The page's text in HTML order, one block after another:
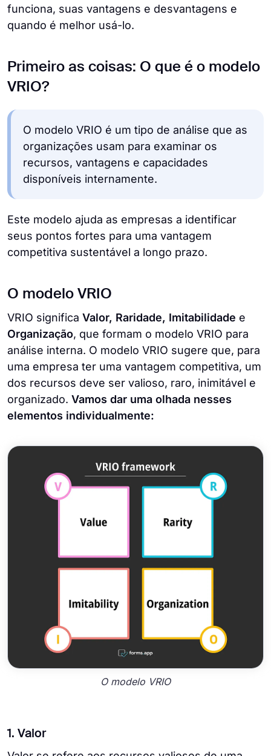
funciona, suas vantagens e desvantagens e
quando é melhor usá-lo.
Primeiro as coisas: O que é o modelo
VRIO?
O modelo VRIO é um tipo de análise que as
organizações usam para examinar os
recursos, vantagens e capacidades
disponíveis internamente.
Este modelo ajuda as empresas a identificar
seus pontos fortes para uma vantagem
competitiva sustentável a longo prazo.
O modelo VRIO
VRIO significa Valor, Raridade, Imitabilidade e
Organização, que formam o modelo VRIO para
análise interna. O modelo VRIO sugere que, para
uma empresa ter uma vantagem competitiva, um
dos recursos deve ser valioso, raro, inimitável e
organizado. Vamos dar uma olhada nesses
elementos individualmente:
O modelo VRIO
1. Valor